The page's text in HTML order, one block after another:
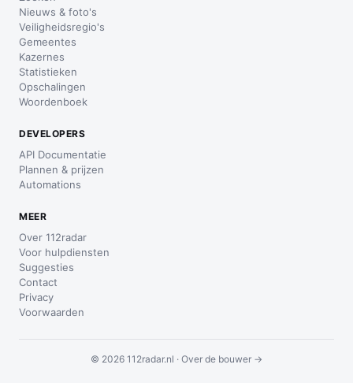
Nieuws & foto's
Veiligheidsregio's
Gemeentes
Kazernes
Statistieken
Opschalingen
Woordenboek
DEVELOPERS
API Documentatie
Plannen & prijzen
Automations
MEER
Over 112radar
Voor hulpdiensten
Suggesties
Contact
Privacy
Voorwaarden
© 2026 112radar.nl · Over de bouwer →